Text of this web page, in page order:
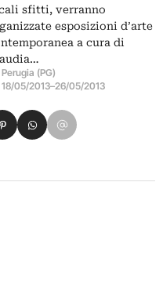
sfitti, verranno
esposizioni d’arte
a cura di
Perugia (PG)
18/05/2013–26/05/2013
Xsu LinkedIn
su Pinterest
Condividi su WhatsApp
Condividi su Email